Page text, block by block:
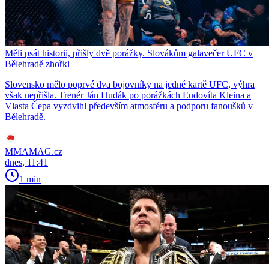
Měli psát historii, přišly dvě porážky. Slovákům galavečer UFC v
Bělehradě zhořkl
Slovensko mělo poprvé dva bojovníky na jedné kartě UFC, výhra
však nepřišla. Trenér Ján Hudák po porážkách Ľudovíta Kleina a
Vlasta Čepa vyzdvihl především atmosféru a podporu fanoušků v
Bělehradě.
MMAMAG.cz
dnes, 11:41
1 min